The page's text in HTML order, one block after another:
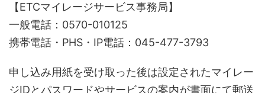
【ETCマイレージサービス事務局】
一般電話：0570-010125
携帯電話・PHS・IP電話：045-477-3793
申し込み用紙を受け取った後は設定されたマイレー
ジIDとパスワードやサービスの案内が書面にて郵送